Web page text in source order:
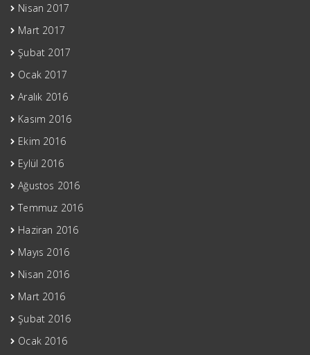
Nisan 2017
Mart 2017
Şubat 2017
Ocak 2017
Aralık 2016
Kasım 2016
Ekim 2016
Eylül 2016
Ağustos 2016
Temmuz 2016
Haziran 2016
Mayıs 2016
Nisan 2016
Mart 2016
Şubat 2016
Ocak 2016